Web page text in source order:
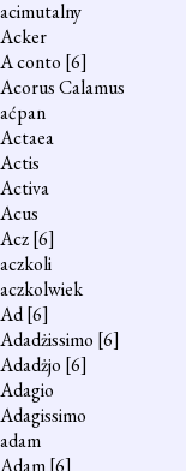
acimutalny
Acker
A conto [6]
Acorus Calamus
aćpan
Actaea
Actis
Activa
Acus
Acz[6]
aczkoli
aczkolwiek
Ad[6]
Adadżissimo [6]
Adadżjo [6]
Adagio
Adagissimo
adam
Adam[6]